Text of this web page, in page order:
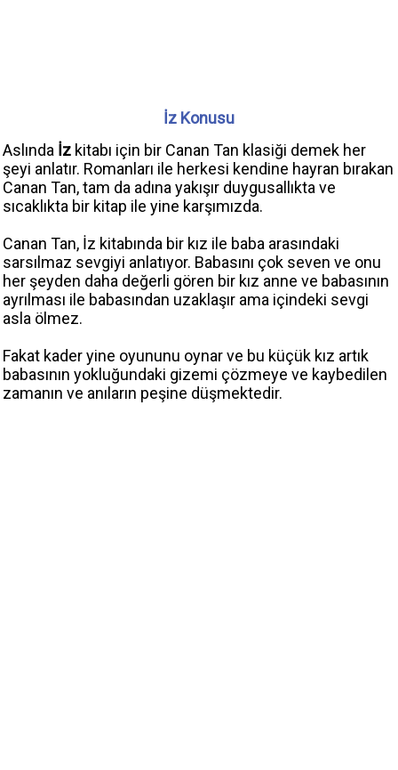
İz Konusu
Aslında İz kitabı için bir Canan Tan klasiği demek her
şeyi anlatır. Romanları ile herkesi kendine hayran bırakan
Canan Tan, tam da adına yakışır duygusallıkta ve
sıcaklıkta bir kitap ile yine karşımızda.
Canan Tan, İz kitabında bir kız ile baba arasındaki
sarsılmaz sevgiyi anlatıyor. Babasını çok seven ve onu
her şeyden daha değerli gören bir kız anne ve babasının
ayrılması ile babasından uzaklaşır ama içindeki sevgi
asla ölmez.
Fakat kader yine oyununu oynar ve bu küçük kız artık
babasının yokluğundaki gizemi çözmeye ve kaybedilen
zamanın ve anıların peşine düşmektedir.